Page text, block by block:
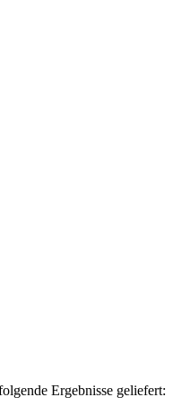
Ergebnisse geliefert: